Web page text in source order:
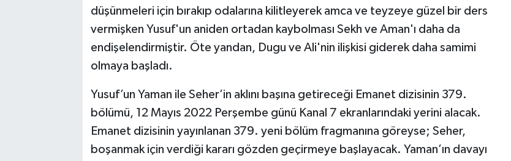
düşünmeleri için bırakıp odalarına kilitleyerek amca ve teyzeye güzel bir ders
vermişken Yusuf'un aniden ortadan kaybolması Sekh ve Aman'ı daha da
endişelendirmiştir. Öte yandan, Dugu ve Ali'nin ilişkisi giderek daha samimi
olmaya başladı.
Yusuf’un Yaman ile Seher’in aklını başına getireceği Emanet dizisinin 379.
bölümü, 12 Mayıs 2022 Perşembe günü Kanal 7 ekranlarındaki yerini alacak.
Emanet dizisinin yayınlanan 379. yeni bölüm fragmanına göreyse; Seher,
boşanmak için verdiği kararı gözden geçirmeye başlayacak. Yaman’ın davayı